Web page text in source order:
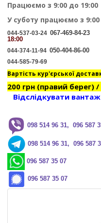
Працюємо з 9:00 до 19:00
У суботу працюємо з 9:00
044-537-03-24 067-469-
18:00
044-374-11-94 050-404-
044-585-79-69
Вартість кур'єрської
200 грн (правий берег)
Відслідкувати вантаж
098 514 96 31, 096 587
098 514 96 31, 096 587
096 587 35 07
096 587 35 07